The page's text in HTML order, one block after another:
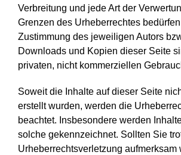
Verbreitung und jede Art der
Grenzen des Urheberrechtes
Zustimmung des jeweiligen Autors
Downloads und Kopien dieser Seite
privaten, nicht kommerziellen
Soweit die Inhalte auf dieser Seite
erstellt wurden, werden die
beachtet. Insbesondere werden
solche gekennzeichnet. Sollten Sie
Urheberrechtsverletzung aufmerksam